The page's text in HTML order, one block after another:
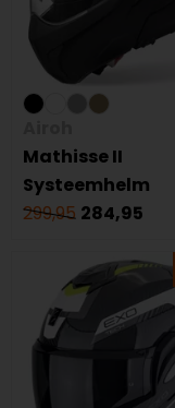
Mathisse II
Systeemhelm
299,95 284,95